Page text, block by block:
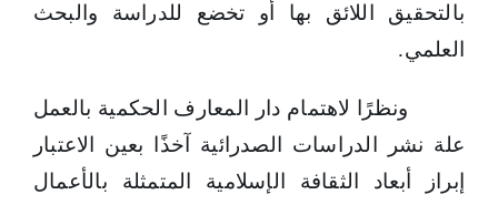
بالتحقيق اللائق بها أو تخضع للدراسة والبحث
العلمي.
ونظرًا لاهتمام دار المعارف الحكمية بالعمل
علة نشر الدراسات الصدرائية آخذًا بعين الاعتبار
إبراز أبعاد الثقافة الإسلامية المتمثلة بالأعمال